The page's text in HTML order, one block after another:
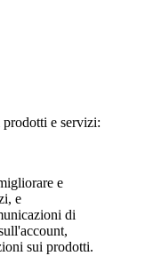
e servizi:
e
e
di
sui prodotti.